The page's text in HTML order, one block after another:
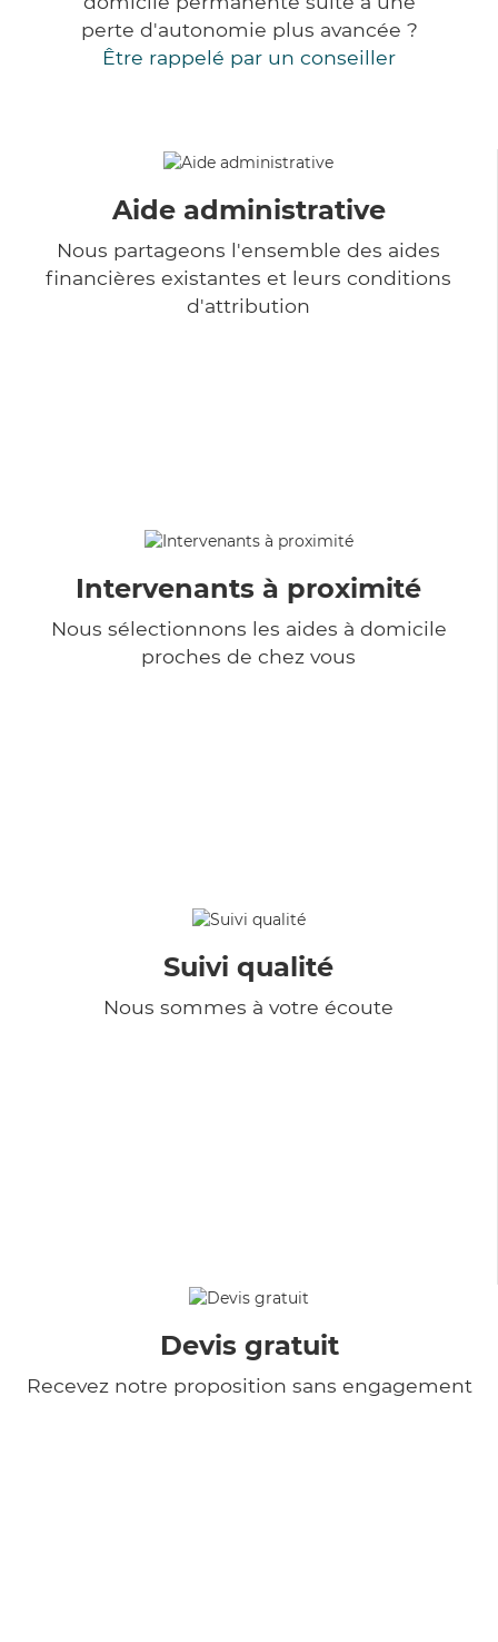
perte d'autonomie plus avancée ?
Être rappelé par un conseiller
Aide administrative
Nous partageons l'ensemble des aides
financières existantes et leurs conditions
d'attribution
Intervenants à proximité
Nous sélectionnons les aides à domicile
proches de chez vous
Suivi qualité
Nous sommes à votre écoute
Devis gratuit
Recevez notre proposition sans engagement